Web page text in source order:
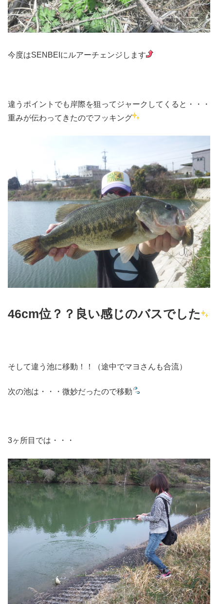
今度はSENBEIにルアーチェンジします
違うポイントでも岸際を狙ってジャークしてくると・・・
重みが伝わってきたのでフッキング
46cm位？？良い感じのバスでした
そして違う池に移動！！（途中でマヨさんも合流）
次の池は・・・微妙だったので移動
3ヶ所目では・・・